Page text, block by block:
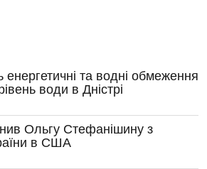
та водні обмеження
води в Дністрі
Ольгу Стефанішину з
в США